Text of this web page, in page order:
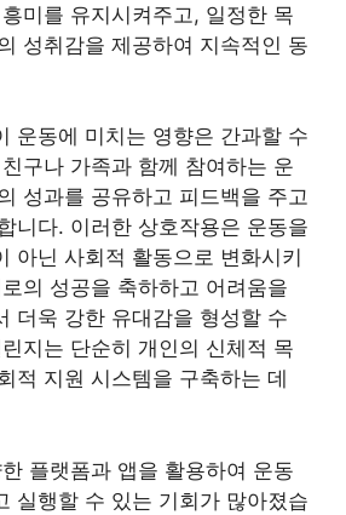
미를 유지시켜주고, 일정한 목
성취감을 제공하여 지속적인 동
운동에 미치는 영향은 간과할 수
구나 가족과 함께 참여하는 운
성과를 공유하고 피드백을 주고
니다. 이러한 상호작용은 운동을
아닌 사회적 활동으로 변화시키
의 성공을 축하하고 어려움을
더욱 강한 유대감을 형성할 수
지는 단순히 개인의 신체적 목
적 지원 시스템을 구축하는 데
플랫폼과 앱을 활용하여 운동
실행할 수 있는 기회가 많아졌습